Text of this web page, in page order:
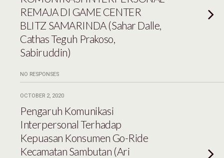
REMAJA DI GAME CENTER
BLITZ SAMARINDA (Sahar Dalle,
Cathas Teguh Prakoso,
Sabiruddin)
NO RESPONSES
OCTOBER 2, 2020
Pengaruh Komunikasi
Interpersonal Terhadap
Kepuasan Konsumen Go-Ride
Kecamatan Sambutan (Ari